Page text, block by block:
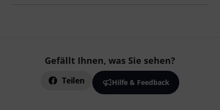
Gefällt Ihnen, was Sie sehen?
Teilen Hilfe & Feedback